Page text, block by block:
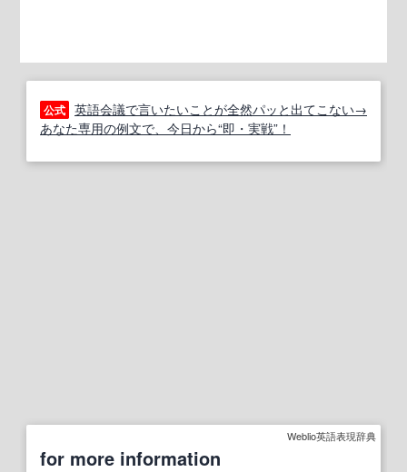
公式 英語会議で言いたいことが全然パッと出てこない→
あなた専用の例文で、今日から“即・実戦”！
Weblio英語表現辞典
for more information